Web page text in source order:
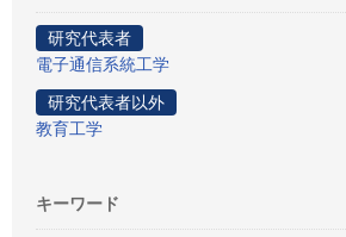
研究代表者
電子通信系統工学
研究代表者以外
教育工学
キーワード